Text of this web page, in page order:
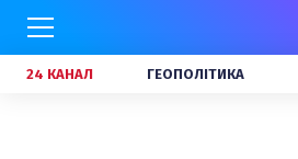
24 КАНАЛ ГЕОПОЛІТИКА